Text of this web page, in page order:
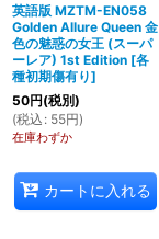
英語版 MZTM-EN058
Golden Allure Queen 金
色の魅惑の女王 (スーパ
ーレア) 1st Edition [各
種初期傷有り]
50円(税別)
(税込 : 55円)
在庫わずか
カートに入れる